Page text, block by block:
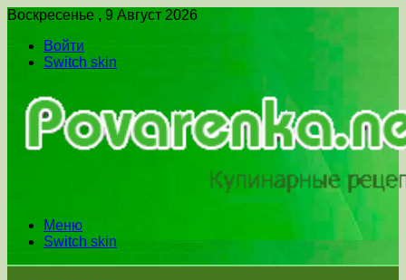
Воскресенье , 9 Август 2026
Войти
Switch skin
Меню
Switch skin